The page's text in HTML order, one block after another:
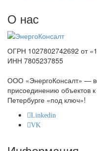
О нас
ОГРН 1027802742692 от
ИНН 7805237855
ООО «ЭнергоКонсалт» —
присоединению объектов
Петербурге «под ключ»!
Linkedin
VK